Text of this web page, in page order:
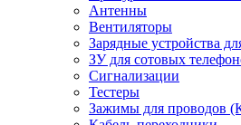
Антенны
Вентиляторы
Зарядные устройства
ЗУ для сотовых
Сигнализации
Тестеры
Зажимы для проводов